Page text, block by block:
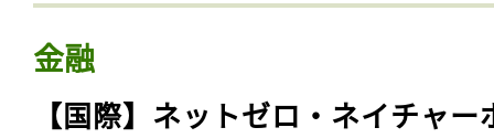
金融
【国際】ネットゼロ・ネイチャー